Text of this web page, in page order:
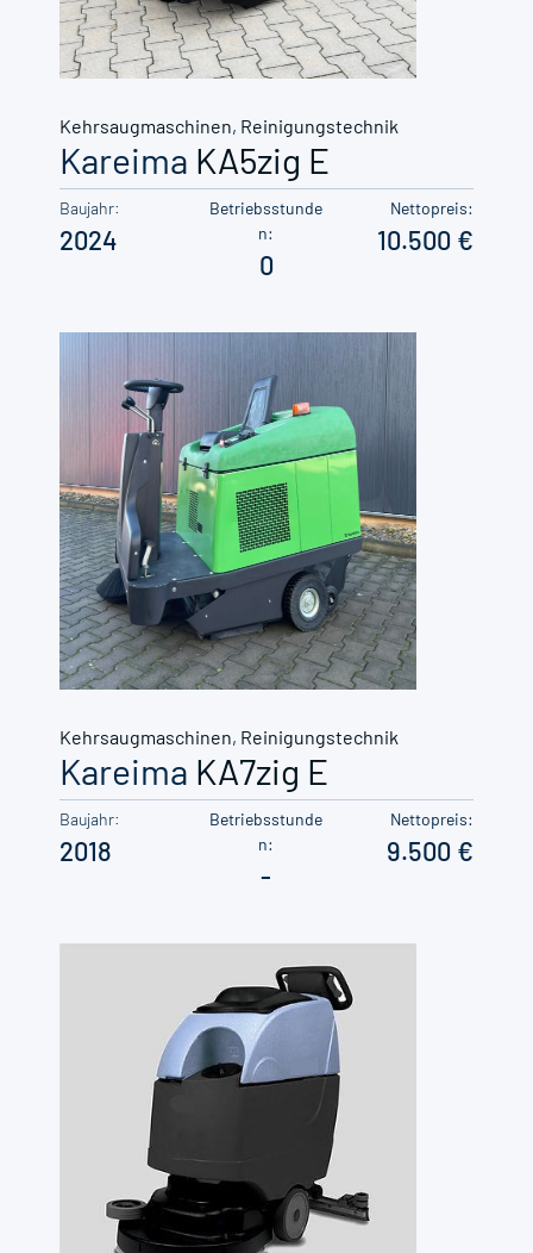
Kehrsaugmaschinen, Reinigungstechnik
Kareima KA5zig E
Baujahr:
2024
Betriebsstunde
n:
0
Nettopreis:
10.500
Kehrsaugmaschinen, Reinigungstechnik
Kareima KA7zig E
Baujahr:
2018
Betriebsstunde
n:
-
Nettopreis:
9.500